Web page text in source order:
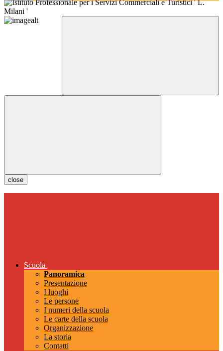
close
Scuola
Panoramica
Presentazione
I luoghi
Le persone
I numeri della scuola
Le carte della scuola
Organizzazione
La storia
Contatti